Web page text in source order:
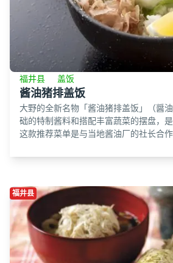
福井县 盖饭
酱油猪排盖饭
大野的全新名物「酱油猪排盖饭」（醤
础的特制酱料和搭配丰富蔬菜的摆盘，
这款推荐菜单是与当地酱油厂的社长合
福井县